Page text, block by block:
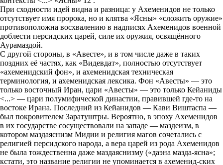
При сходности идей видна и разница: у Ахеменидов не только
отсутствует имя пророка, но и клятва «Ясны» «сложить оружие»
противоположна восхвалению в надписях Ахеменидов военной
доблести персидских царей, силе их оружия, освящённого
Аурамаздой.
С другой стороны, в «Авесте», и в том числе даже в таких
поздних её частях, как «Видевдат», полностью отсутствует
«ахеменидский фон», и ахеменидская техническая
терминология, и ахеменидская лексика. Фон «Авесты» — это
только восточный Иран, цари «Авесты» — это только Кейаниды
<...> — цари полумифической династии, правившей где-то на
востоке Ирана. Последний из Кейанидов — Кави Виштаспа —
был покровителем Заратуштры. Вероятно, в эпоху Ахеменидов
в их государстве сосуществовали на западе — маздеизм, в
котором маздаяснизм Мидии и религия магов сочетались с
религией персидского народа, а вера царей из рода Ахеменидов
не была тождественна даже маздаяснизму («даэна мазда-ясна»;
кстати, это название религии не упоминается в ахеменид-ских